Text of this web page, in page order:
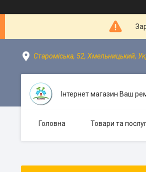
Староміська, 52, Хмельницький,
Інтернет магазин Ваш
Головна Товари та